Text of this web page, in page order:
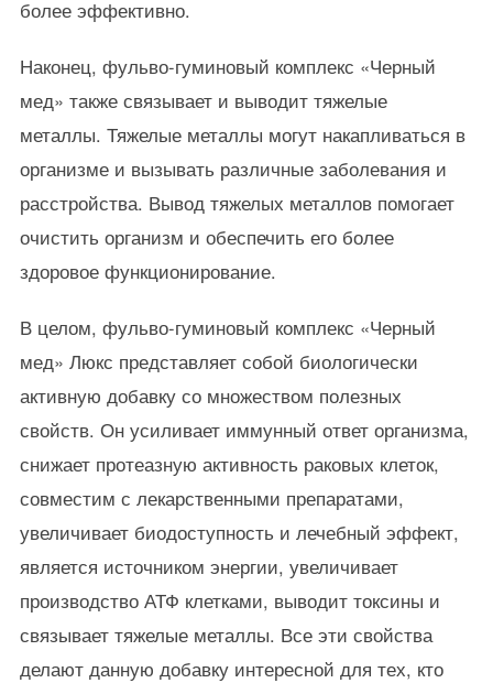
более эффективно.
Наконец, фульво-гуминовый комплекс «Черный
мед» также связывает и выводит тяжелые
металлы. Тяжелые металлы могут накапливаться в
организме и вызывать различные заболевания и
расстройства. Вывод тяжелых металлов помогает
очистить организм и обеспечить его более
здоровое функционирование.
В целом, фульво-гуминовый комплекс «Черный
мед» Люкс представляет собой биологически
активную добавку со множеством полезных
свойств. Он усиливает иммунный ответ организма,
снижает протеазную активность раковых клеток,
совместим с лекарственными препаратами,
увеличивает биодоступность и лечебный эффект,
является источником энергии, увеличивает
производство АТФ клетками, выводит токсины и
связывает тяжелые металлы. Все эти свойства
делают данную добавку интересной для тех, кто